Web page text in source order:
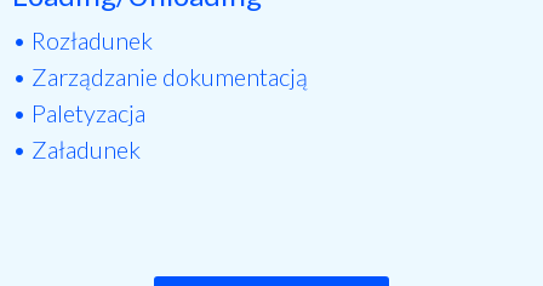
• Rozładunek
• Zarządzanie dokumentacją
• Paletyzacja
• Załadunek